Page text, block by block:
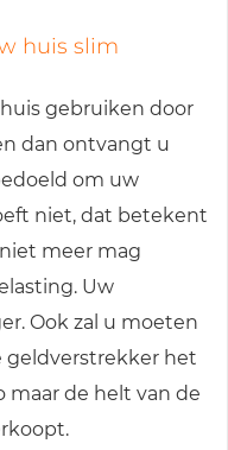
huis slim
gebruiken door
dan ontvangt u
om uw
niet, dat betekent
meer mag
Uw
Ook zal u moeten
het
maar de helt van de